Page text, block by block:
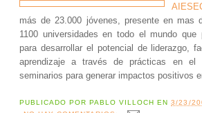
más de 23.000 jóvenes, presente en mas
1100 universidades en todo el mundo que
para desarrollar el potencial de liderazgo,
aprendizaje a través de prácticas en el
seminarios para generar impactos positivos
PUBLICADO PORPABLO VILLOCH EN3/23/